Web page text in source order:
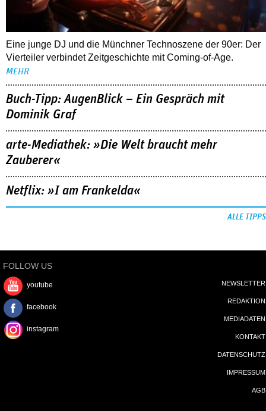
Eine junge DJ und die Münchner Technoszene der 90er: Der
Vierteiler verbindet Zeitgeschichte mit Coming-of-Age.
MEHR
Buch-Tipp: AugenBlick – Ein Gespräch mit
Dominik Graf
arte-Mediathek: »Die Welt braucht mehr
Zauberer«
Netflix: »I am Frankelda«
ALLE TIPPS
FOLLOW US
youtube
facebook
instagram
NEWSLETTER
REDAKTION
MEDIADATEN
KONTAKT
DATENSCHUTZ
IMPRESSUM
AGB